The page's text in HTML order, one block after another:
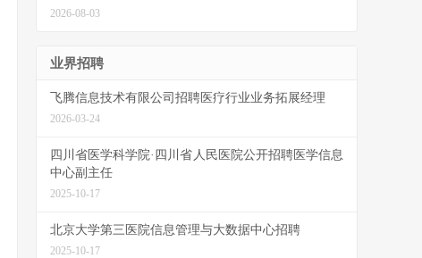
2026-08-03
业界招聘
飞腾信息技术有限公司招聘医疗行业业务拓展经理
2026-03-24
四川省医学科学院·四川省人民医院公开招聘医学信息
中心副主任
2025-10-17
北京大学第三医院信息管理与大数据中心招聘
2025-10-17